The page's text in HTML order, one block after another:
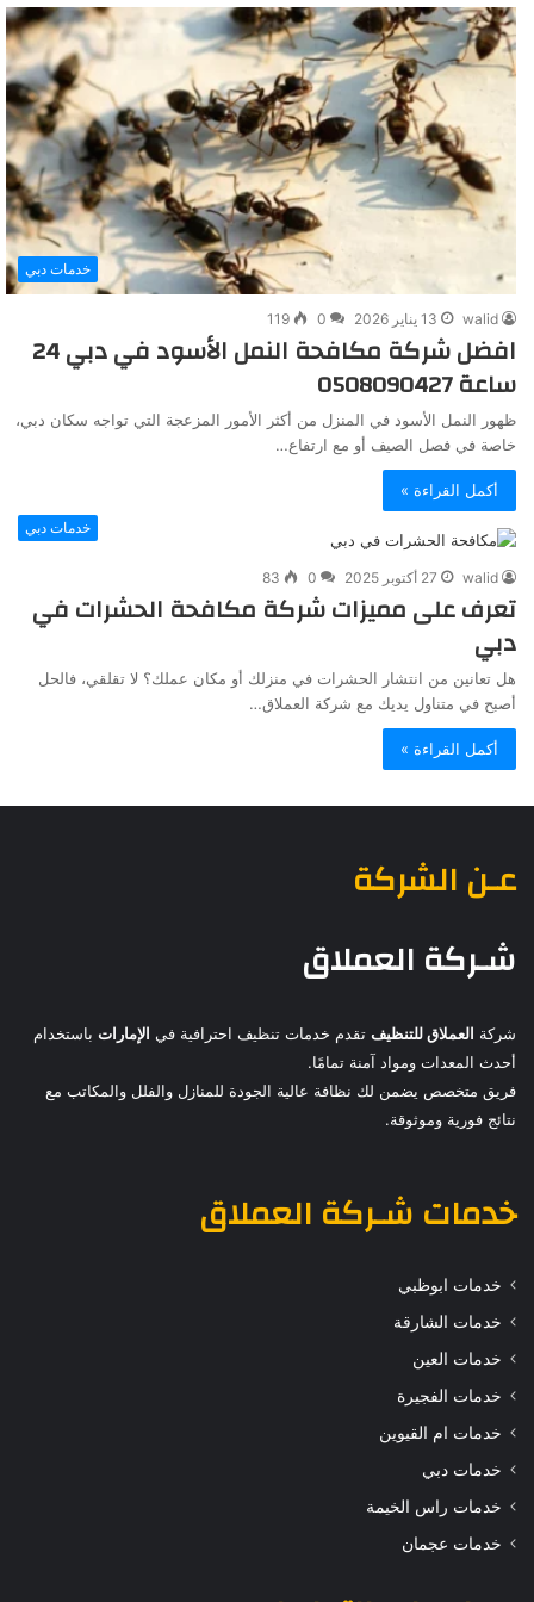
خدمات دبي
walid 13 يناير 2026 0
119
افضل شركة مكافحة النمل الأسود في دبي 24
ساعة 0508090427
ظهور النمل الأسود في المنزل من أكثر الأمور المزعجة التي تواجه سكان دبي،
خاصة في فصل الصيف أو مع ارتفاع…
أكمل القراءة »
خدمات دبي
walid 27 أكتوبر 2025 0
83
تعرف على مميزات شركة مكافحة الحشرات في
دبي
هل تعانين من انتشار الحشرات في منزلك أو مكان عملك؟ لا تقلقي، فالحل
أصبح في متناول يديك مع شركة العملاق…
أكمل القراءة »
عـن الشركة
شـركة العملاق
شركة العملاق للتنظيف تقدم خدمات تنظيف احترافية في الإمارات باستخدام
أحدث المعدات ومواد آمنة تمامًا.
فريق متخصص يضمن لك نظافة عالية الجودة للمنازل والفلل والمكاتب مع
نتائج فورية وموثوقة.
خدمات شـركة العملاق
خدمات ابوظبي
خدمات الشارقة
خدمات العين
خدمات الفجيرة
خدمات ام القيوين
خدمات دبي
خدمات راس الخيمة
خدمات عجمان